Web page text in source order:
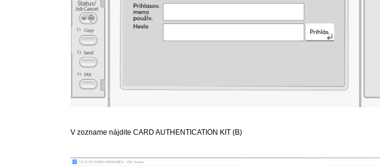
V zozname nájdite CARD AUTHENTICATION KIT (B)